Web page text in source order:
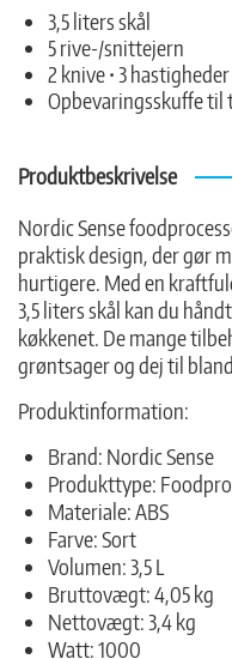
3,5 liters skål
5 rive-/snittejern
2 knive • 3 hastigheder
Opbevaringsskuffe til
Produktbeskrivelse
Nordic Sense
praktisk design, der gør
hurtigere. Med en
3,5 liters skål kan du
køkkenet. De mange
grøntsager og dej til
Produktinformation:
Brand: Nordic Sense
Produkttype:
Materiale: ABS
Farve: Sort
Volumen: 3,5 L
Bruttovægt: 4,05 kg
Nettovægt: 3,4 kg
Watt: 1000